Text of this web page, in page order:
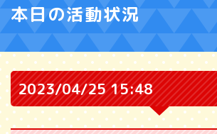
本日の活動状況
2023/04/25 15:48